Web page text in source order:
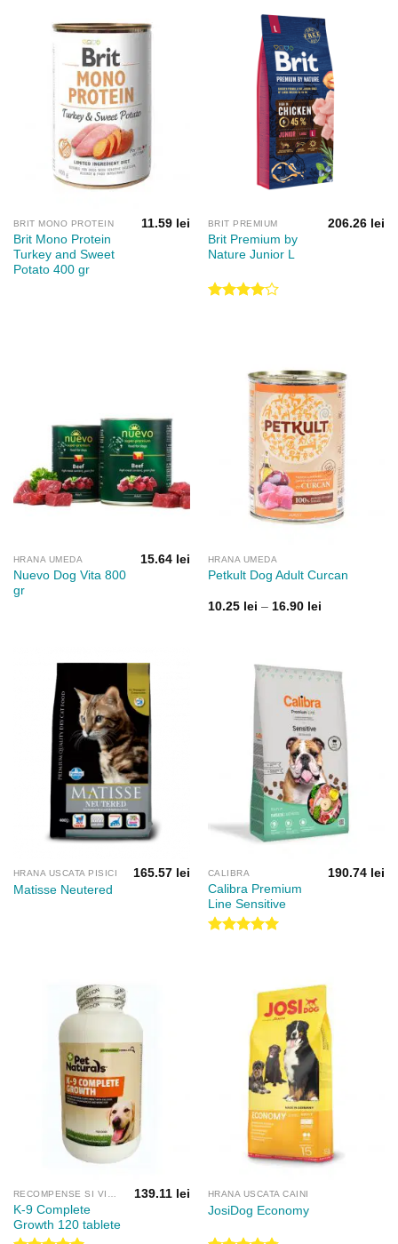
BRIT MONO PROTEIN
Brit Mono Protein
Turkey and Sweet
Potato 400 gr
11.59 lei BRIT PREMIUM
Brit Premium by
Nature Junior L
206.26 lei
HRANA UMEDA
Nuevo Dog Vita 800
gr
15.64 lei HRANA UMEDA
Petkult Dog Adult Curcan
10.25 lei – 16.90 leiInterval
16.90 lei
HRANA USCATA PISICI
Matisse Neutered
165.57 lei CALIBRA
Calibra Premium
Line Sensitive
190.74 lei
RECOMPENSE SI VITAMINE
K-9 Complete
Growth 120 tablete
139.11 lei HRANA USCATA CAINI
JosiDog Economy